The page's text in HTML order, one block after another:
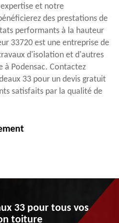
et notre
des prestations de
performants à la hauteur
33720 est une entreprise de
d'isolation et d'autres
à Podensac. Contactez
33 pour un devis gratuit
satisfaits par la qualité de
33 pour tous vos
toiture